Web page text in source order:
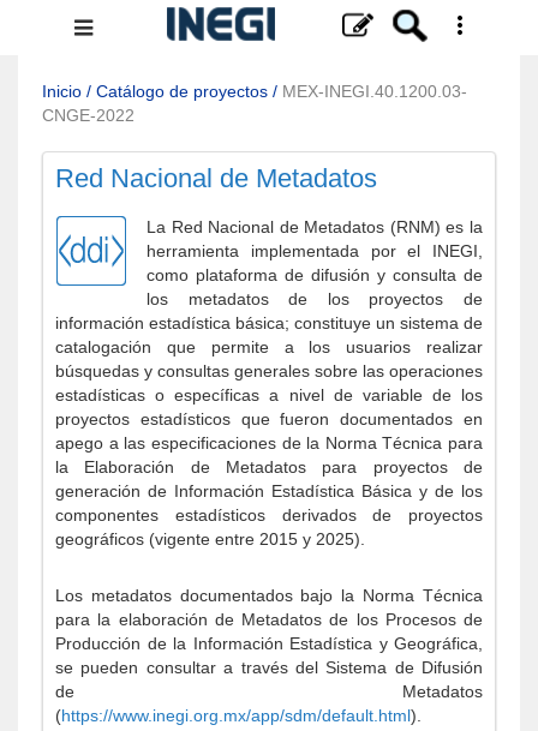
Menú
navegación
Inicio / Catálogo de proyectos / MEX-INEGI.40.1200.03-
CNGE-2022
Red Nacional de Metadatos
La Red Nacional de Metadatos (RNM) es la
herramienta implementada por el INEGI,
como plataforma de difusión y consulta de
los metadatos de los proyectos de
información estadística básica; constituye un sistema de
catalogación que permite a los usuarios realizar
búsquedas y consultas generales sobre las operaciones
estadísticas o específicas a nivel de variable de los
proyectos estadísticos que fueron documentados en
apego a las especificaciones de la Norma Técnica para
la Elaboración de Metadatos para proyectos de
generación de Información Estadística Básica y de los
componentes estadísticos derivados de proyectos
geográficos (vigente entre 2015 y 2025).
Los metadatos documentados bajo la Norma Técnica
para la elaboración de Metadatos de los Procesos de
Producción de la Información Estadística y Geográfica,
se pueden consultar a través del Sistema de Difusión
de Metadatos
(https://www.inegi.org.mx/app/sdm/default.html).